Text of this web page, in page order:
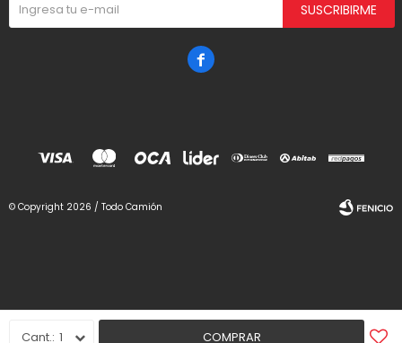
1 COMPRAR
SUSCRIBIRME

© Copyright 2026 / Todo Camión
Fenicio